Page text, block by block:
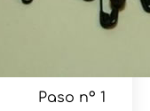
Paso nº 1